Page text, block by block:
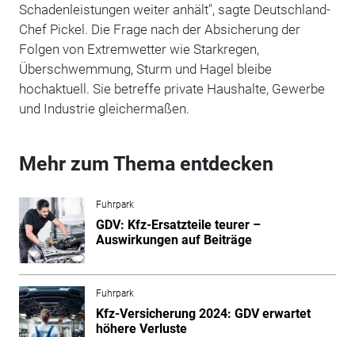
Schadenleistungen weiter anhält", sagte Deutschland-
Chef Pickel. Die Frage nach der Absicherung der
Folgen von Extremwetter wie Starkregen,
Überschwemmung, Sturm und Hagel bleibe
hochaktuell. Sie betreffe private Haushalte, Gewerbe
und Industrie gleichermaßen.
Mehr zum Thema entdecken
Fuhrpark
GDV: Kfz-Ersatzteile teurer –
Auswirkungen auf Beiträge
Fuhrpark
Kfz-Versicherung 2024: GDV erwartet
höhere Verluste